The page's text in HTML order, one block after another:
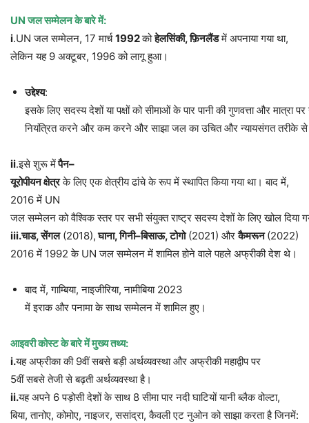
UNजलसम्मेलनकेबारेमें:
i.UN जल सम्मेलन, 17 मार्च1992कोहेलसिंकी,फ़िनलैंडमें अपनाया गया था,
लेकिन यह 9 अक्टूबर, 1996 को लागू हुआ।
उद्देश्य:
इसके लिए सदस्य देशों या पक्षों को सीमाओं के पार पानी की गुणवत्ता और मात्रा
नियंत्रित करने और कम करने और साझा जल का उचित और न्यायसंगत तरीके से
ii.इसे शुरू मेंपैन–
यूरोपीयनक्षेत्रके लिए एक क्षेत्रीय ढांचे के रूप में स्थापित किया गया था। बाद में,
2016 में UN
जल सम्मेलन को वैश्विक स्तर पर सभी संयुक्त राष्ट्र सदस्य देशों के लिए खोल दिया
iii.चाड,सेंगल(2018), घाना,गिनी–बिसाऊ,टोगो(2021) औरकैमरून (2022)
2016 में 1992 के UN जल सम्मेलन में शामिल होने वाले पहले अफ्रीकी देश थे।
बाद में, गाम्बिया, नाइजीरिया, नामीबिया 2023
में इराक और पनामा के साथ सम्मेलन में शामिल हुए।
आइवरीकोस्टकेबारेमेंमुख्यतथ्य:
i.यह अफ्रीका की 9वीं सबसे बड़ी अर्थव्यवस्था और अफ्रीकी महाद्वीप पर
5वीं सबसे तेजी से बढ़ती अर्थव्यवस्था है।
ii.यह अपने 6 पड़ोसी देशों के साथ 8 सीमा पार नदी घाटियों यानी ब्लैक वोल्टा,
बिया, तानोए, कोमोए, नाइजर, ससांद्रा, कैवली एट नुओन को साझा करता है जिनमें: